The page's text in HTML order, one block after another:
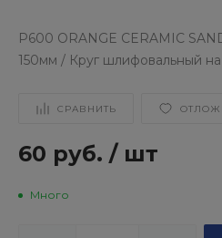
P600 ORANGE CERAMIC
150мм / Круг шлифовальный
СРАВНИТЬ
60 руб. / шт
Много